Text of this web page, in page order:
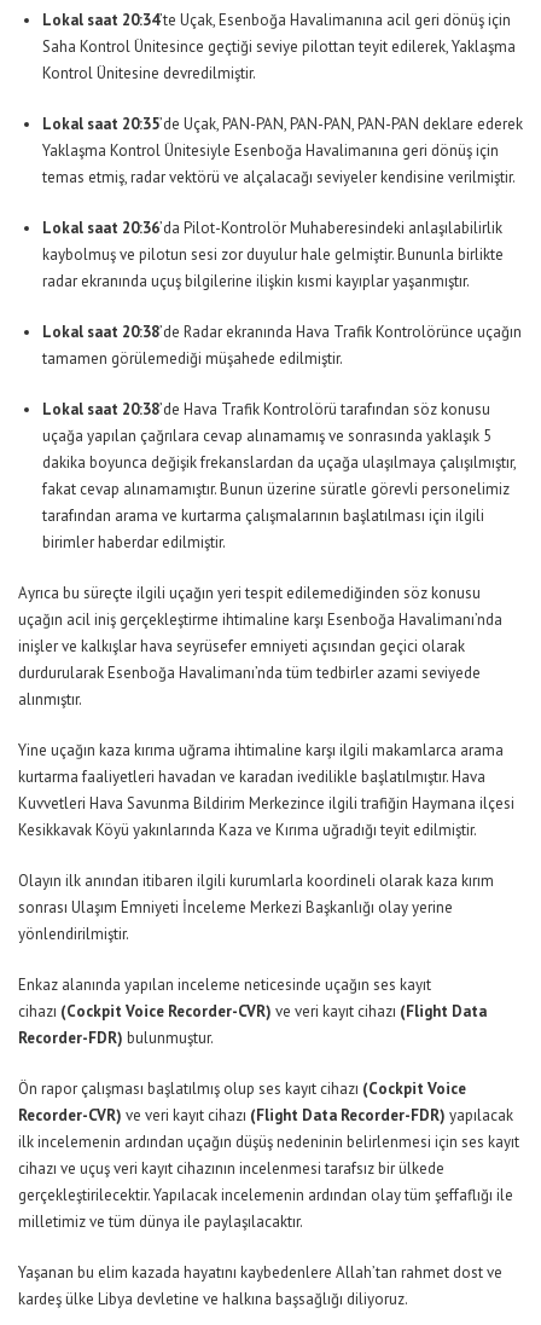
Lokal saat 20:34’te Uçak, Esenboğa Havalimanına acil geri dönüş için
Saha Kontrol Ünitesince geçtiği seviye pilottan teyit edilerek, Yaklaşma
Kontrol Ünitesine devredilmiştir.
Lokal saat 20:35’de Uçak, PAN-PAN, PAN-PAN, PAN-PAN deklare ederek
Yaklaşma Kontrol Ünitesiyle Esenboğa Havalimanına geri dönüş için
temas etmiş, radar vektörü ve alçalacağı seviyeler kendisine verilmiştir.
Lokal saat 20:36’da Pilot-Kontrolör Muhaberesindeki anlaşılabilirlik
kaybolmuş ve pilotun sesi zor duyulur hale gelmiştir. Bununla birlikte
radar ekranında uçuş bilgilerine ilişkin kısmi kayıplar yaşanmıştır.
Lokal saat 20:38’de Radar ekranında Hava Trafik Kontrolörünce uçağın
tamamen görülemediği müşahede edilmiştir.
Lokal saat 20:38’de Hava Trafik Kontrolörü tarafından söz konusu
uçağa yapılan çağrılara cevap alınamamış ve sonrasında yaklaşık 5
dakika boyunca değişik frekanslardan da uçağa ulaşılmaya çalışılmıştır,
fakat cevap alınamamıştır. Bunun üzerine süratle görevli personelimiz
tarafından arama ve kurtarma çalışmalarının başlatılması için ilgili
birimler haberdar edilmiştir.
Ayrıca bu süreçte ilgili uçağın yeri tespit edilemediğinden söz konusu
uçağın acil iniş gerçekleştirme ihtimaline karşı Esenboğa Havalimanı’nda
inişler ve kalkışlar hava seyrüsefer emniyeti açısından geçici olarak
durdurularak Esenboğa Havalimanı’nda tüm tedbirler azami seviyede
alınmıştır.
Yine uçağın kaza kırıma uğrama ihtimaline karşı ilgili makamlarca arama
kurtarma faaliyetleri havadan ve karadan ivedilikle başlatılmıştır. Hava
Kuvvetleri Hava Savunma Bildirim Merkezince ilgili trafiğin Haymana ilçesi
Kesikkavak Köyü yakınlarında Kaza ve Kırıma uğradığı teyit edilmiştir.
Olayın ilk anından itibaren ilgili kurumlarla koordineli olarak kaza kırım
sonrası Ulaşım Emniyeti İnceleme Merkezi Başkanlığı olay yerine
yönlendirilmiştir.
Enkaz alanında yapılan inceleme neticesinde uçağın ses kayıt
cihazı (Cockpit Voice Recorder-CVR) ve veri kayıt cihazı (Flight Data
Recorder-FDR) bulunmuştur.
Ön rapor çalışması başlatılmış olup ses kayıt cihazı (Cockpit Voice
Recorder-CVR) ve veri kayıt cihazı (Flight Data Recorder-FDR) yapılacak
ilk incelemenin ardından uçağın düşüş nedeninin belirlenmesi için ses kayıt
cihazı ve uçuş veri kayıt cihazının incelenmesi tarafsız bir ülkede
gerçekleştirilecektir. Yapılacak incelemenin ardından olay tüm şeffaflığı ile
milletimiz ve tüm dünya ile paylaşılacaktır.
Yaşanan bu elim kazada hayatını kaybedenlere Allah’tan rahmet dost ve
kardeş ülke Libya devletine ve halkına başsağlığı diliyoruz.